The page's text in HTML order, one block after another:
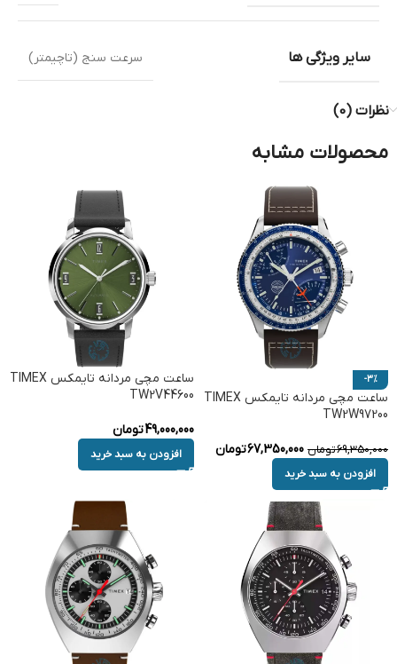
سایر ویژگی ها سرعت سنج (تاچیمتر)
نظرات (0)
محصولات مشابه
-3%
ساعت مچی مردانه تایمکس TIMEX
TW2W97200
69,350,000تومان 67,350,000تومان
افزودن به سبد خرید
ساعت مچی مردانه تایمکس TIMEX
TW2V44600
49,000,000تومان
افزودن به سبد خرید